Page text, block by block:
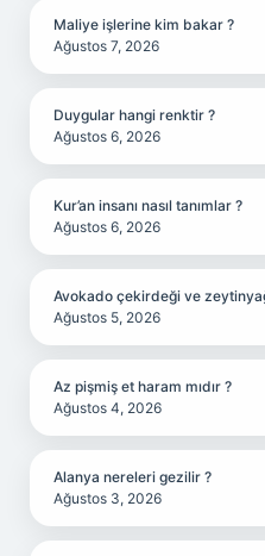
Maliye işlerine kim bakar ?
Ağustos 7, 2026
Duygular hangi renktir ?
Ağustos 6, 2026
Kur’an insanı nasıl tanımlar ?
Ağustos 6, 2026
Avokado çekirdeği ve zeytinyağı
Ağustos 5, 2026
Az pişmiş et haram mıdır ?
Ağustos 4, 2026
Alanya nereleri gezilir ?
Ağustos 3, 2026